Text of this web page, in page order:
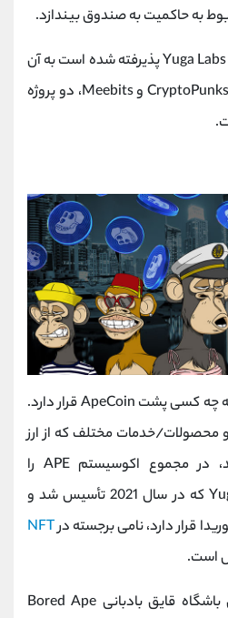
به حاکمیت به صندوق بیندازد.
این واقعیت که APE توسط Yuga Labs پذیرفته شده است به آن
قدرت می بخشد، زیرا دارای CryptoPunks و Meebits، دو پروژه
شاید برای شما جالب باشد که چه کسی پشت ApeCoin قرار دارد.
محصولات/خدمات مختلف که از ارز
دیجیتال استفاده می‌کنند، در مجموع اکوسیستم APE را
تشکیل می‌دهند. Yuga Labs که در سال 2021 تأسیس شد و
قرار دارد، نامی برجسته درNFT
است.
یوگا لبز که به عنوان خالق باشگاه قایق بادبانی Bored Ape